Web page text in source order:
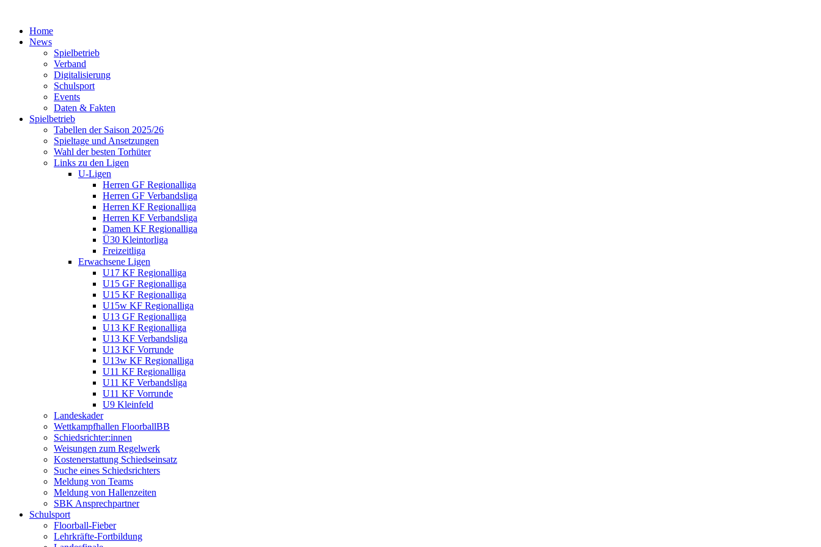
Home
News
Spielbetrieb
Verband
Digitalisierung
Schulsport
Events
Daten & Fakten
Spielbetrieb
Tabellen der Saison 2025/26
Spieltage und Ansetzungen
Wahl der besten Torhüter
Links zu den Ligen
U-Ligen
Herren GF Regionalliga
Herren GF Verbandsliga
Herren KF Regionalliga
Herren KF Verbandsliga
Damen KF Regionalliga
Ü30 Kleintorliga
Freizeitliga
Erwachsene Ligen
U17 KF Regionalliga
U15 GF Regionalliga
U15 KF Regionalliga
U15w KF Regionalliga
U13 GF Regionalliga
U13 KF Regionalliga
U13 KF Verbandsliga
U13 KF Vorrunde
U13w KF Regionalliga
U11 KF Regionalliga
U11 KF Verbandsliga
U11 KF Vorrunde
U9 Kleinfeld
Landeskader
Wettkampfhallen FloorballBB
Schiedsrichter:innen
Weisungen zum Regelwerk
Kostenerstattung Schiedseinsatz
Suche eines Schiedsrichters
Meldung von Teams
Meldung von Hallenzeiten
SBK Ansprechpartner
Schulsport
Floorball-Fieber
Lehrkräfte-Fortbildung